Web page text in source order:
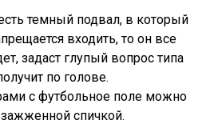
темный подвал, в который
входить, то он все
задаст глупый вопрос типа
по голове.
с футбольное поле можно
спичкой.